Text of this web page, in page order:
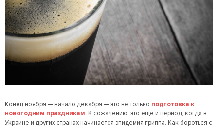
Конец ноября — начало декабря — это не только подготовка к
новогодним праздникам. К сожалению, это еще и период, когда в
Украине и других странах начинается эпидемия гриппа. Как бороться с